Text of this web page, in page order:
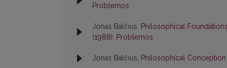
Problemos
Jonas Balčius, Philosophical
(1988): Problemos
Jonas Balčius, Philosophical Conception